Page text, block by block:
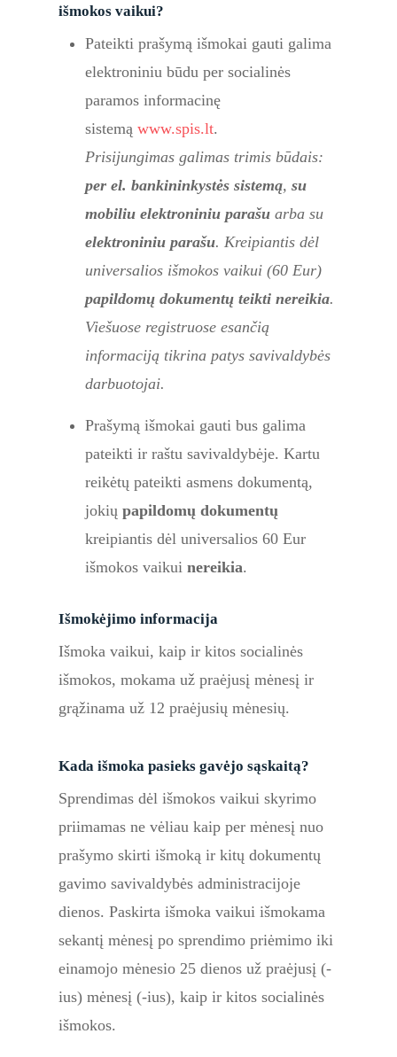
išmokos vaikui?
Pateikti prašymą išmokai gauti galima
elektroniniu būdu per socialinės
paramos informacinę
sistemąwww.spis.lt.
Prisijungimas galimas trimis būdais:
per el. bankininkystės sistemą,su
mobiliu elektroniniu parašu arba su
elektroniniu parašu. Kreipiantis dėl
universalios išmokos vaikui (60 Eur)
papildomų dokumentų teikti nereikia.
Viešuose registruose esančią
informaciją tikrina patys savivaldybės
darbuotojai.
Prašymą išmokai gauti bus galima
pateikti ir raštu savivaldybėje. Kartu
reikėtų pateikti asmens dokumentą,
jokiųpapildomų dokumentų
kreipiantis dėl universalios 60 Eur
išmokos vaikuinereikia.
Išmokėjimo informacija
Išmoka vaikui, kaip ir kitos socialinės
išmokos, mokama už praėjusį mėnesį ir
grąžinama už 12 praėjusių mėnesių.
Kada išmoka pasieks gavėjo sąskaitą?
Sprendimas dėl išmokos vaikui skyrimo
priimamas ne vėliau kaip per mėnesį nuo
prašymo skirti išmoką ir kitų dokumentų
gavimo savivaldybės administracijoje
dienos. Paskirta išmoka vaikui išmokama
sekantį mėnesį po sprendimo priėmimo iki
einamojo mėnesio 25 dienos už praėjusį (-
ius) mėnesį (-ius), kaip ir kitos socialinės
išmokos.